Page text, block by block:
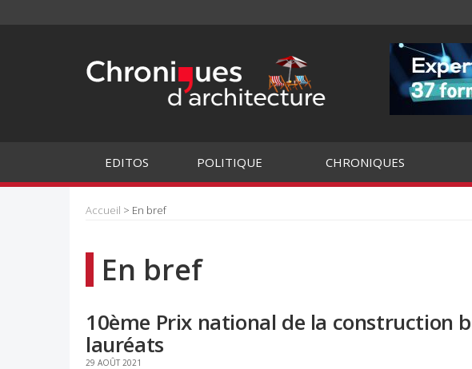
EDITOS POLITIQUE CHRONIQUES
Accueil > En bref
En bref
10ème Prix national de la construction
lauréats
29 AOÛT 2021